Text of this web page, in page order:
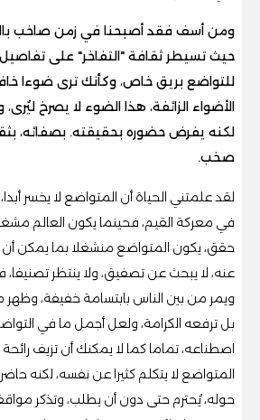
ومن أسف فقد أصبحنا في زمن صاخب
حيث تسيطر ثقافة "التفاخر" على تفاصيل
للتواضع بريق خاص، وكأنك ترى ضوءا
الأضواء الزائفة، هذا الضوء لا يصرخ ليُرى،
لكنه يفرض حضوره بحقيقته. بصفائه،
صخب.
لقد علمتني الحياة أن المتواضع لا يخسر
في معركة القيم، فحينما يكون العالم
حقق، يكون المتواضع منشغلا بما يمكن أن
عنه، لا يبحث عن تصفيق، ولا ينتظر
ويمر من بين الناس بابتسامة خفيفة، وظهر
بل ترفعه الكرامة، ولعل أجمل ما في
اصطناعه، تماما كما لا يمكنك أن تزيف
المتواضع لا يتكلم كثيرا عن نفسه، لكنه
حوله، يُحترم حتى دون أن يطلب، وتذكر